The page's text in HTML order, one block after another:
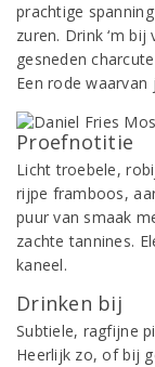
prachtige
zuren. Drink ‘m
gesneden
Een rode
Proefnotitie
Licht troebele,
rijpe framboos,
puur van smaak
zachte tannines.
kaneel.
Drinken bij
Subtiele, ragfijne
Heerlijk zo, of bij